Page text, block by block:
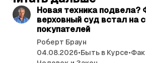
Новая техника
верховный суд встал на
покупателей
Роберт Браун
04.08.2026•Быть в Курсе•